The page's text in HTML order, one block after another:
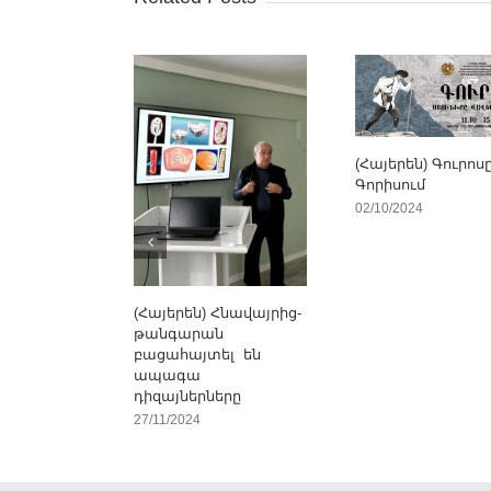
(Հայերեն) Հնավայրից-
թանգարան
բացահայտել են
ապագա
դիզայներները
27/11/2024
(Հայերեն)
Գորիսում
02/10/2024